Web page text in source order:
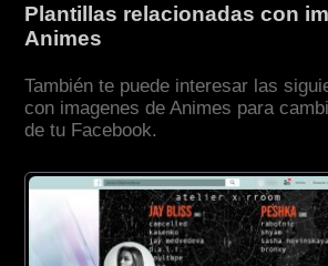
Plantillas relacionadas con
Animes
También te puede interesar las
con imagenes de Animes para
de tu Facebook.